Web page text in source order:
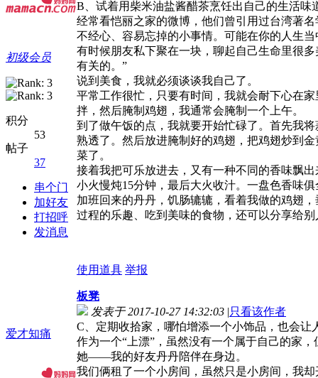
初级会员
积分
53
帖子
37
串个门
加好友
打招呼
发消息
B、试着用柴米油盐酱醋茶烹饪出自己的生活味
经常看恺丽之家的微博，他们曾引用过台湾著
不经心、容易忘掉的小事情。可能在你的人生
有时候朋友私下聚在一块，聊起自己生命里很
有关的。”
说到美食，我就必须谈谈我自己了。
平常工作很忙，只要有时间，我就会耐下心在
拌，然后腌制鸡翅，我通常会腌制一个上午。
到了做午饭的点，我就要开始忙碌了。首先我
熟透了。然后放进腌制好的鸡翅，把鸡翅炒到
菜了。
接着我把可乐放进去，又有一种不同的香味飘
小火慢炖15分钟，最后大火收汁。一盘色香味
加班回来的丹丹，饥肠辘辘，看着我做的鸡翅
过程的乐趣、吃到美味的食物，还可以分享给
使用道具 举报
爱才知痛
板凳
发表于 2017-10-27 14:32:03 |只看该作者
C、定期收拾家，哪怕增添一个小饰品，也会让
作为一个“上漂”，虽然没有一个属于自己的家
她——我的好友丹丹陪伴在身边。
我们俩租了一个小房间，虽然只是小房间，我